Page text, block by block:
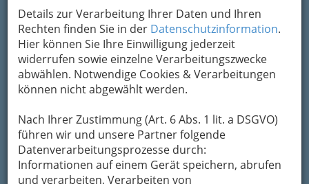
Details zur Verarbeitung Ihrer Daten und Ihren
Rechten finden Sie in der Datenschutzinformation.
Hier können Sie Ihre Einwilligung jederzeit
widerrufen sowie einzelne Verarbeitungszwecke
abwählen. Notwendige Cookies & Verarbeitungen
können nicht abgewählt werden.
Nach Ihrer Zustimmung (Art. 6 Abs. 1 lit. a DSGVO)
führen wir und unsere Partner folgende
Datenverarbeitungsprozesse durch:
Informationen auf einem Gerät speichern, abrufen
und verarbeiten, Verarbeiten von
Kontaktaufnahme
Um die Info-Graz Firmenvor Spam-Mails zu
bewahren, verwenden wir an dieser Stelle zur
Übermittlung Ihrer Nachricht ein sicheres
Formular. Ihre Nachricht wird nach dem
Absenden umgehend per Mail an das
Unternehmen Graßberger Karl Heinz Ing.
weitergeleitet.
Mein Name